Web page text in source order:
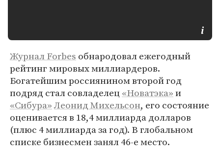
Журнал Forbes обнародовал ежегодный
рейтинг мировых миллиардеров.
Богатейшим россиянином второй год
подряд стал совладелец «Новатэка»и
«Сибура»Леонид Михельсон, его состояние
оценивается в 18,4 миллиарда долларов
(плюс 4 миллиарда за год). В глобальном
списке бизнесмен занял 46-е место.